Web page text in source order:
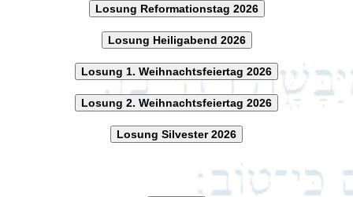
Losung Reformationstag 2026
Losung Heiligabend 2026
Losung 1. Weihnachtsfeiertag 2026
Losung 2. Weihnachtsfeiertag 2026
Losung Silvester 2026